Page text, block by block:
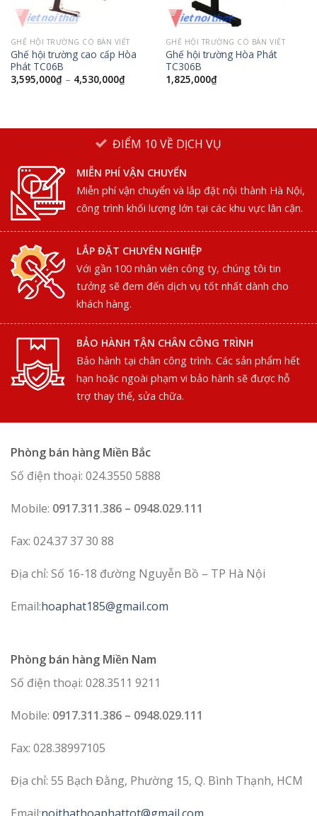
GHẾ HỘI TRƯỜNG CÓ BÀN VIẾT
Ghế hội trường cao cấp Hòa
Phát TC06B
3,595,000₫– 4,530,000₫
GHẾ HỘI TRƯỜNG CÓ BÀN VIẾT
Ghế hội trường Hòa Phát
TC306B
1,825,000₫
ĐIỂM 10 VỀ DỊCH VỤ
MIỄN PHÍ VẬN CHUYỂN
Miễn phí vận chuyển và lắp đặt nội thành Hà Nội,
công trình khối lượng lớn tại các khu vực lân cận.
LẮP ĐẶT CHUYÊN NGHIỆP
Với gần 100 nhân viên công ty, chúng tôi tin
tưởng sẽ đem đến dịch vụ tốt nhất dành cho
khách hàng.
BẢO HÀNH TẬN CHÂN CÔNG TRÌNH
Bảo hành tại chân công trình. Các sản phẩm hết
hạn hoặc ngoài phạm vi bảo hành sẽ được hỗ
trợ thay thế, sửa chữa.
Phòng bán hàng Miền Bắc
Số điện thoại: 024.3550 5888
Mobile: 0917.311.386 – 0948.029.111
Fax: 024.37 37 30 88
Địa chỉ: Số 16-18 đường Nguyễn Bồ – TP Hà Nội
Email:hoaphat185@gmail.com
Phòng bán hàng Miền Nam
Số điện thoại: 028.3511 9211
Mobile: 0917.311.386 – 0948.029.111
Fax: 028.38997105
Địa chỉ: 55 Bạch Đằng, Phường 15, Q. Bình Thạnh, HCM